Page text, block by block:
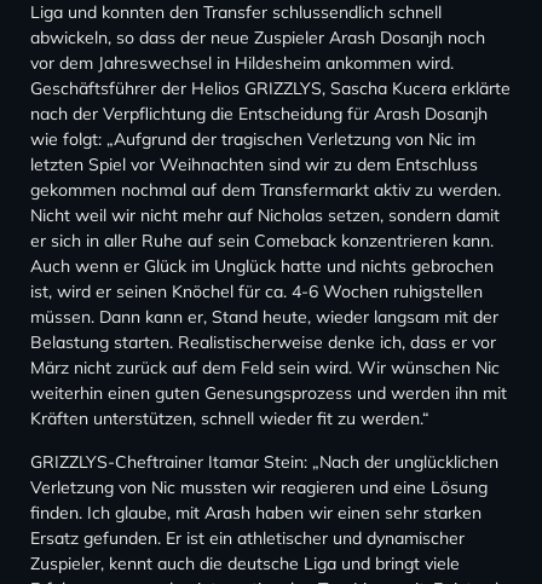
Liga und konnten den Transfer schlussendlich schnell
abwickeln, so dass der neue Zuspieler Arash Dosanjh noch
vor dem Jahreswechsel in Hildesheim ankommen wird.
Geschäftsführer der Helios GRIZZLYS, Sascha Kucera erklärte
nach der Verpflichtung die Entscheidung für Arash Dosanjh
wie folgt: „Aufgrund der tragischen Verletzung von Nic im
letzten Spiel vor Weihnachten sind wir zu dem Entschluss
gekommen nochmal auf dem Transfermarkt aktiv zu werden.
Nicht weil wir nicht mehr auf Nicholas setzen, sondern damit
er sich in aller Ruhe auf sein Comeback konzentrieren kann.
Auch wenn er Glück im Unglück hatte und nichts gebrochen
ist, wird er seinen Knöchel für ca. 4-6 Wochen ruhigstellen
müssen. Dann kann er, Stand heute, wieder langsam mit der
Belastung starten. Realistischerweise denke ich, dass er vor
März nicht zurück auf dem Feld sein wird. Wir wünschen Nic
weiterhin einen guten Genesungsprozess und werden ihn mit
Kräften unterstützen, schnell wieder fit zu werden.“
GRIZZLYS-Cheftrainer Itamar Stein: „Nach der unglücklichen
Verletzung von Nic mussten wir reagieren und eine Lösung
finden. Ich glaube, mit Arash haben wir einen sehr starken
Ersatz gefunden. Er ist ein athletischer und dynamischer
Zuspieler, kennt auch die deutsche Liga und bringt viele